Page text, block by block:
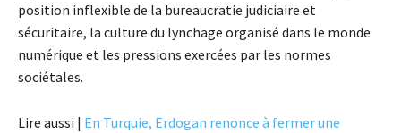
position inflexible de la bureaucratie judiciaire et
sécuritaire, la culture du lynchage organisé dans le monde
numérique et les pressions exercées par les normes
sociétales.
Lire aussi | En Turquie, Erdogan renonce à fermer une